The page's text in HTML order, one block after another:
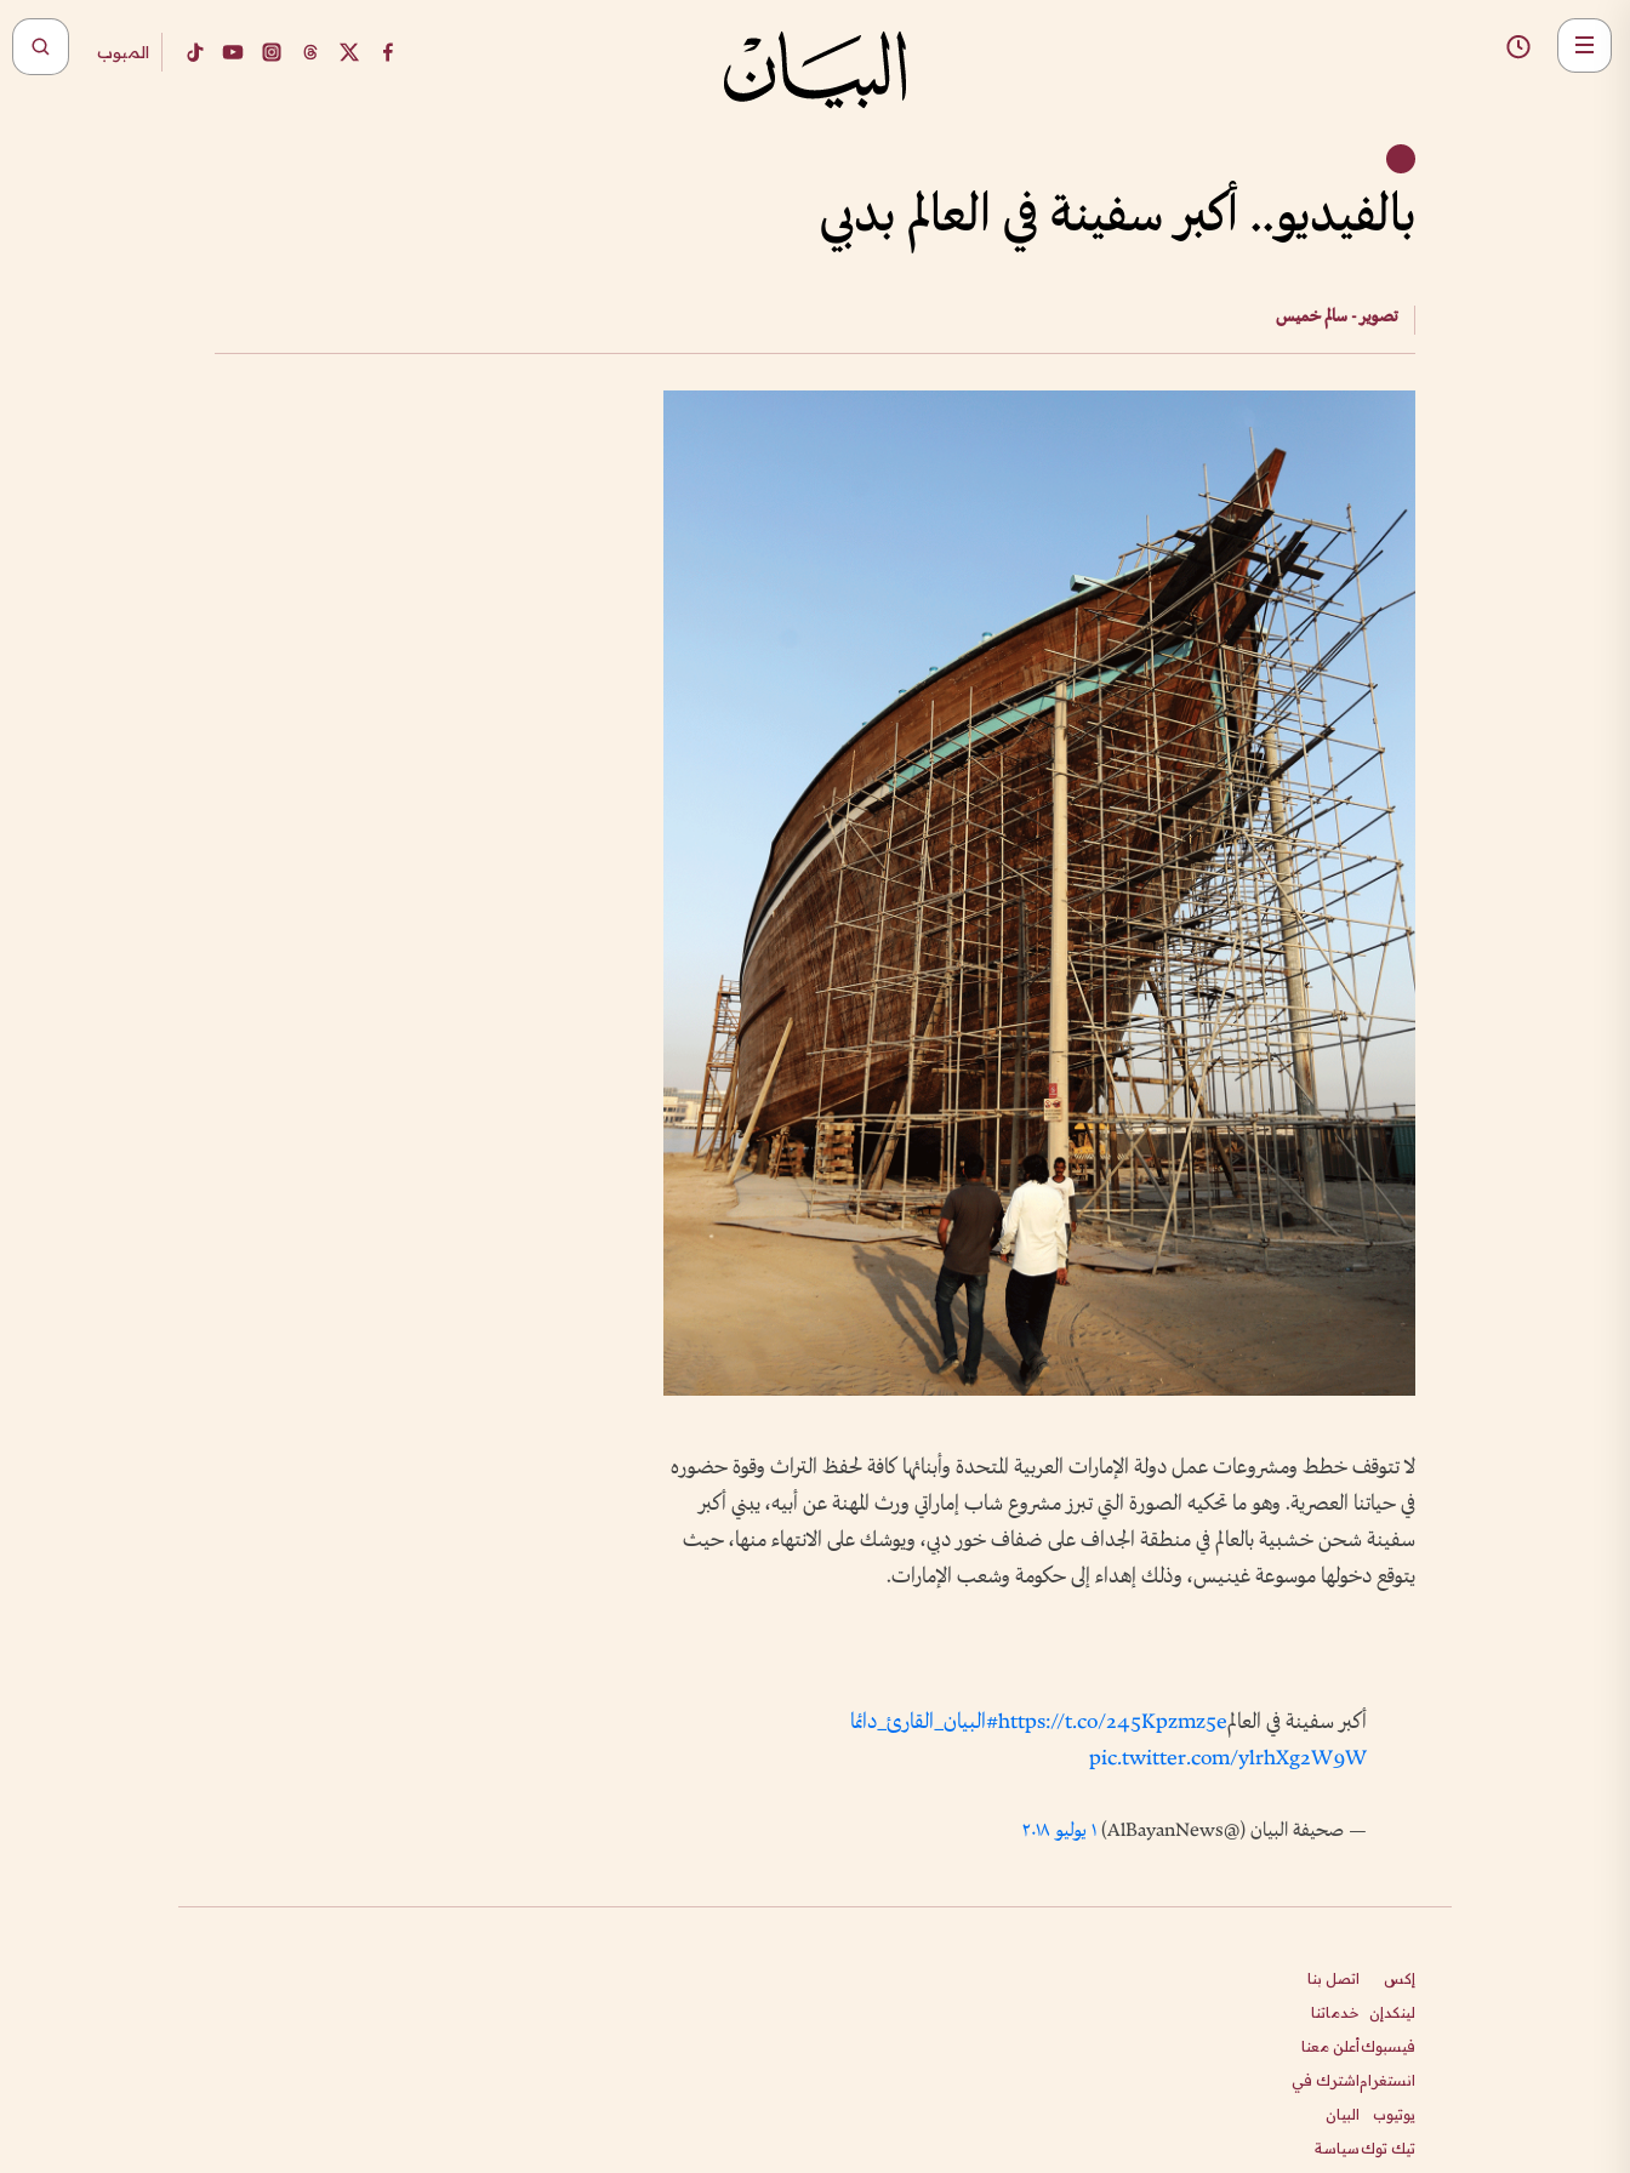
المبوب
بالفيديو.. أكبر سفينة في العالم بدبي
تصوير - سالم خميس
لا تتوقف خطط ومشروعات عمل دولة الإمارات العربية المتحدة وأبنائها كافة لحفظ التراث وقوة حضوره
في حياتنا العصرية. وهو ما تحكيه الصورة التي تبرز مشروع شاب إماراتي ورث المهنة عن أبيه، يبني أكبر
سفينة شحن خشبية بالعالم في منطقة الجداف على ضفاف خور دبي، ويوشك على الانتهاء منها، حيث
يتوقع دخولها موسوعة غينيس، وذلك إهداء إلى حكومة وشعب الإمارات.
أكبر سفينة في العالمhttps://t.co/245Kpzmz5e#البيان_القارئ_دائما
pic.twitter.com/ylrhXg2W9W
— صحيفة البيان (@AlBayanNews) ١ يوليو ٢٠١٨
إكس
لينكدإن
فيسبوك
انستغرام
يوتيوب
تيك توك
اتصل بنا
خدماتنا
أعلن معنا
اشترك في
البيان
سياسة